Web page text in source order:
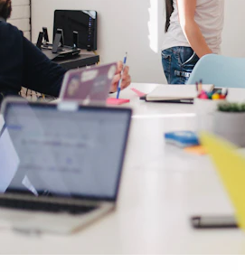
ottiene colloqui
e gli esempi pratici per superare i